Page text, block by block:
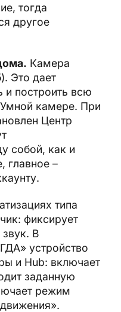
тогда
другое
Камера
Это дает
и построить всю
камере. При
Центр
собой, как и
главное –
типа
фиксирует
В
устройство
и Hub: включает
заданную
режим